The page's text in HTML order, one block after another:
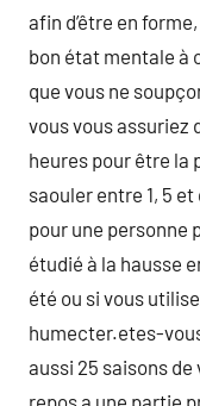
afin d’être en
bon état mentale à
que vous ne
vous vous assuriez
heures pour être la
saouler entre 1, 5 et
pour une personne
étudié à la hausse
été ou si vous
humecter.etes-
aussi 25 saisons de
repos a une partie